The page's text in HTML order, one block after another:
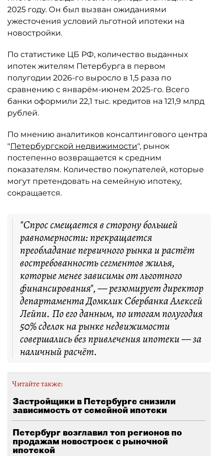
2025 году. Он был вызван ожиданиями
ужесточения условий льготной ипотеки на
новостройки.
По статистике ЦБ РФ, количество выданных
ипотек жителям Петербурга в первом
полугодии 2026-го выросло в 1,5 раза по
сравнению с январём-июнем 2025-го. Всего
банки оформили 22,1 тыс. кредитов на 121,9 млрд
рублей.
По мнению аналитиков консалтингового центра
"Петербургской недвижимости", рынок
постепенно возвращается к средним
показателям. Количество покупателей, которые
могут претендовать на семейную ипотеку,
сокращается.
"Спрос смещается в сторону большей
равномерности: прекращается
преобладание первичного рынка и растёт
востребованность сегментов жилья,
которые менее зависимы от льготного
финансирования", — резюмирует директор
департамента Домклик Сбербанка Алексей
Лейпи. По его данным, по итогам полугодия
50% сделок на рынке недвижимости
совершались без привлечения ипотеки — за
наличный расчёт.
Читайте также:
Застройщики в Петербурге снизили
зависимость от семейной ипотеки
Петербург возглавил топ регионов по
продажам новостроек с рыночной
ипотекой